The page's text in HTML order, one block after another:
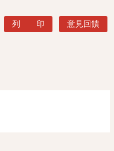
列 印 意見回饋